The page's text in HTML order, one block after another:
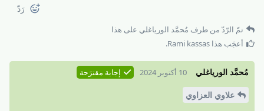
رَدّ
تمّ الرّدّ من طرف مُحمَّد الورياغلي على هذا
أعجَب هذا Rami kassas
.
مُحمَّد الورياغلي 10 أكتوبر 2024 إجابة مقترَحة
علاوي العزاوي